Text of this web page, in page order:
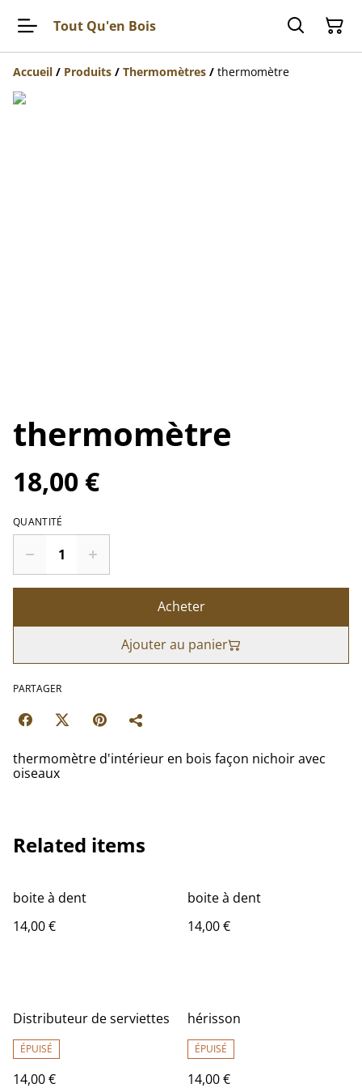
Tout Qu'en Bois
Accueil / Produits / Thermomètres / thermomètre
thermomètre
18,00 €
QUANTITÉ
Acheter
Ajouter au panier
PARTAGER
thermomètre d'intérieur en bois façon nichoir avec
oiseaux
Related items
boite à dent
14,00 €
boite à dent
14,00 €
Distributeur de serviettes
ÉPUISÉ
14,00 €
hérisson
ÉPUISÉ
14,00 €